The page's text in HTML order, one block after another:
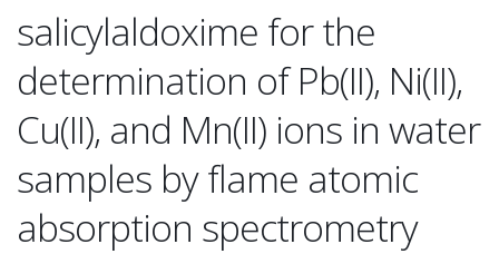
salicylaldoxime for the
determination of Pb(II), Ni(II),
Cu(II), and Mn(II) ions in water
samples by flame atomic
absorption spectrometry